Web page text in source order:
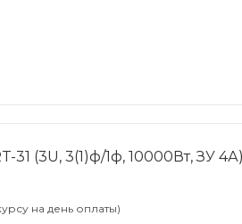
31 (3U, 3(1)ф/1ф, 10000Вт, ЗУ 4А)
на день оплаты)